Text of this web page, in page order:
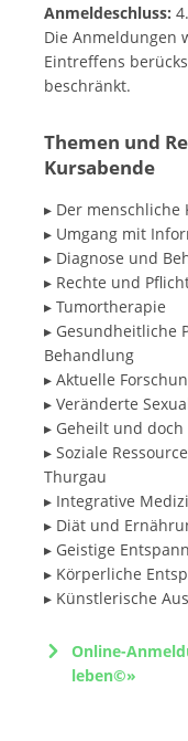
Anmeldeschluss:
Die Anmeldungen
Eintreffens
beschränkt.
Themen und
Kursabende
▸ Der menschliche
▸ Umgang mit
▸ Diagnose und
▸ Rechte und
▸ Tumortherapie
▸ Gesundheitliche
Behandlung
▸ Aktuelle
▸ Veränderte
▸ Geheilt und
▸ Soziale
Thurgau
▸ Integrative
▸ Diät und
▸ Geistige
▸ Körperliche
▸ Künstlerische
Online-
leben©»